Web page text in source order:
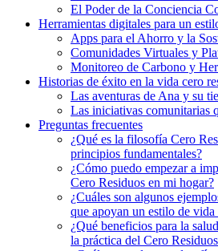
El Poder de la Conciencia
Herramientas digitales para un
Apps para el Ahorro y la
Comunidades Virtuales y
Monitoreo de Carbono y
Historias de éxito en la vida cero
Las aventuras de Ana y su
Las iniciativas comunitarias
Preguntas frecuentes
¿Qué es la filosofía Cero
principios fundamentales?
¿Cómo puedo empezar a
Cero Residuos en mi hogar?
¿Cuáles son algunos
que apoyan un estilo de
¿Qué beneficios para la
la práctica del Cero